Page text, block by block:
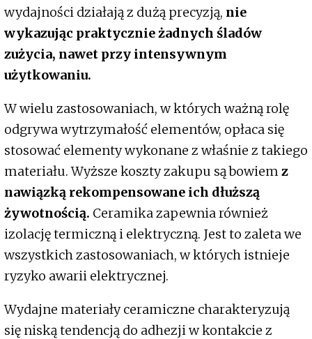
wydajności działają z dużą precyzją, nie
wykazując praktycznie żadnych śladów
zużycia, nawet przy intensywnym
użytkowaniu.
W wielu zastosowaniach, w których ważną rolę
odgrywa wytrzymałość elementów, opłaca się
stosować elementy wykonane z właśnie z takiego
materiału. Wyższe koszty zakupu są bowiem z
nawiązką rekompensowane ich dłuższą
żywotnością. Ceramika zapewnia również
izolację termiczną i elektryczną. Jest to zaleta we
wszystkich zastosowaniach, w których istnieje
ryzyko awarii elektrycznej.
Wydajne materiały ceramiczne charakteryzują
się niską tendencją do adhezji w kontakcie z